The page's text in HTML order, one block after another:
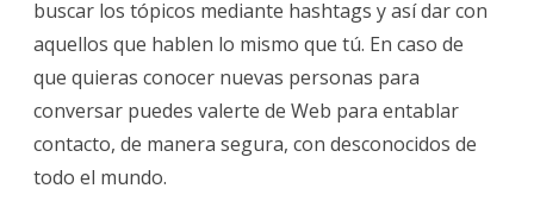
buscar los tópicos mediante hashtags y así dar con
aquellos que hablen lo mismo que tú. En caso de
que quieras conocer nuevas personas para
conversar puedes valerte de Web para entablar
contacto, de manera segura, con desconocidos de
todo el mundo.